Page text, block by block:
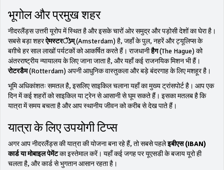
भूगोल और प्रमुख शहर
नीदरलैंड्स उत्तरी यूरोप में स्थित है और इसके चारों ओर समुद्र और पड़ोसी देशों का घेरा है।
सबसे बड़ा शहर
ऐमस्टरڈॅम्(Amsterdam) है, जहाँ के पुल, नहरें और ट्यूलिप्स के
बग़ीचे हर साल लाखों पर्यटकों को आकर्षित करते हैं। राजधानीहैग(The Hague) को
अंतरराष्ट्रीय न्यायालय के लिए जाना जाता है, और यहाँ कई राजनयिक मिशन भी हैं।
रोटरडैम(Rotterdam) अपनी आधुनिक वास्तुकला और बड़े बंदरगाह के लिए मशहूर है।
भूमि अधिकांशतः समतल है, इसलिए साइकिल चलाना यहाँ का मुख्य ट्रांसपोर्ट है। आप एक
दिन में कई शहरों को साइकिल या ट्रेन से आसानी से घूम सकते हैं। इसका मतलब है कि
यात्रा में समय बचता है और आप स्थानीय जीवन को करीब से देख पाते हैं।
यात्रा के लिए उपयोगी टिप्स
अगर आप नीदरलैंड्स की यात्रा की योजना बना रहे हैं, तो सबसे पहलेइबीएस (IBAN)
कार्ड या मोबाइल पेमेंटका इस्तेमाल करें। यहाँ कई जगह पर यूएसडी के बजाय यूरो ही
चलता है, और कार्ड से भुगतान आसान रहता है।